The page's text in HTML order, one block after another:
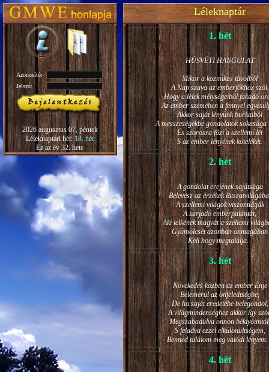
Azonosító:
Jelszó:
2026 augusztus 07, péntek
Léleknaptári hét:18. hét
Ez az év 32. hete
Léleknaptár
1. hét
HÚSVÉTI HANGULAT
Mikor a kozmikus távolból
A Nap szava az emberfőkhöz szól,
Hogy a lélek mélységeiből fakadó
Az ember szemében a fénnyel
Akkor saját lényünk burkaiból
A messzeségekbe gondolatok sokasága
És szorosra főzi a szellemi lét
S az ember lényének kötelékét.
2. hét
A gondolat erejének sajátsága
Belevész az érzékek
A szellemi világok viszontlátják
A sarjadó emberpalántát,
Aki lelkének magvát a szellemi
Gyümölcsét azonban önmagában
Kell hogy megtalálja.
3. hét
Növekedés közben az ember Énje
Belemerül az önfeledtségbe,
De ha saját eredetébe belegondol,
A világmindenséghez akkor így
Megszabadulva önnön
S feladva ezzel elkülönültségem,
Benned találom meg valódi
4. hét